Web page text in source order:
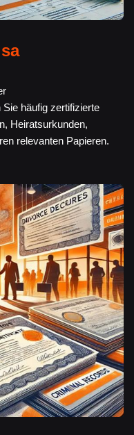
häufig zertifizierte
Heiratsurkunden,
relevanten Papieren.